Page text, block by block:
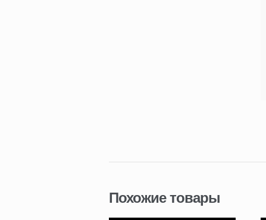
Похожие товары